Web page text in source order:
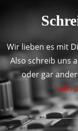
Wir lieben es mit
Also schreib uns
oder gar